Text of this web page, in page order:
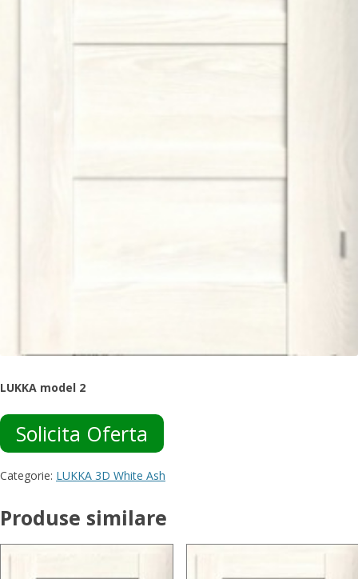
LUKKA model 2
Solicita Oferta
Categorie: LUKKA 3D White Ash
Produse similare